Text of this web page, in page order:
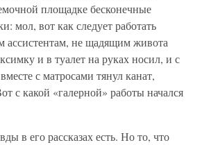
площадке бесконечные
мол, вот как следует работать
ассистентам, не щадящим живота
и в туалет на руках носил, и с
с матросами тянул канат,
с какой «галерной» работы начался
в его рассказах есть. Но то, что